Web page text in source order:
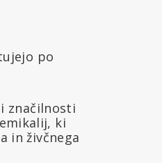
po
značilnosti
ki
in živčnega